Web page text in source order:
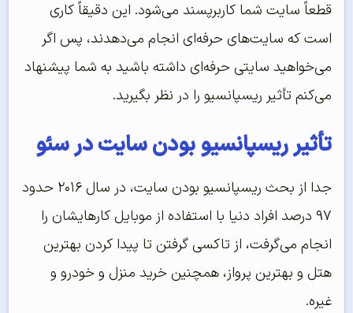
قطعاً سایت شما کاربرپسند می‌شود. این دقیقاً کاری
است که سایت‌های حرفه‌ای انجام می‌دهدند، پس اگر
می‌خواهید سایتی حرفه‌ای داشته باشید به شما پیشنهاد
می‌کنم تأثیر ریسپانسیو را در نظر بگیرید.
تأثیر ریسپانسیو بودن سایت در سئو
جدا از بحث ریسپانسیو بودن سایت، در سال ۲۰۱۶ حدود
۹۷ درصد افراد دنیا با استفاده از موبایل کارهایشان را
انجام می‌‌گرفت، از تاکسی گرفتن تا پیدا کردن بهترین
هتل و بهترین پرواز، همچنین خرید منزل و خودرو و
غیره.